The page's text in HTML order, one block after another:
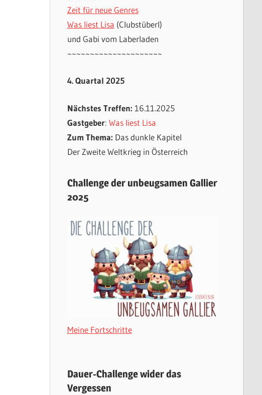
Zeit für neue Genres
Was liest Lisa (Clubstüberl)
und Gabi vom Laberladen
~~~~~~~~~~~~~~~~~~~~~
4. Quartal 2025
Nächstes Treffen: 16.11.2025
Gastgeber: Was liest Lisa
Zum Thema: Das dunkle Kapitel
Der Zweite Weltkrieg in Österreich
Challenge der unbeugsamen Gallier
2025
Meine Fortschritte
Dauer-Challenge wider das
Vergessen